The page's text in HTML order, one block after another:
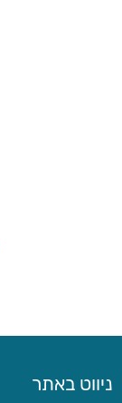
ניווט באתר